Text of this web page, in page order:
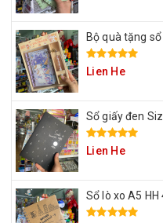
Bộ quà tặng
Lien He
Sổ giấy đen
Lien He
Sổ lò xo A5 HH